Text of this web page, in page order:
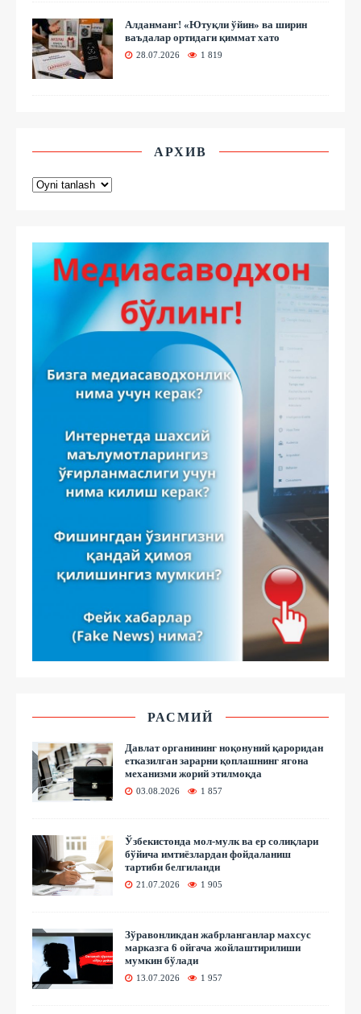
Алданманг! «Ютуқли ўйин» ва ширин
ваъдалар ортидаги қиммат хато
28.07.2026 1 819
АРХИВ
РАСМИЙ
Давлат органининг ноқонуний қароридан
етказилган зарарни қоплашнинг ягона
механизми жорий этилмоқда
03.08.2026 1 857
Ўзбекистонда мол-мулк ва ер солиқлари
бўйича имтиёзлардан фойдаланиш
тартиби белгиланди
21.07.2026 1 905
Зўравонликдан жабрланганлар махсус
марказга 6 ойгача жойлаштирилиши
мумкин бўлади
13.07.2026 1 957